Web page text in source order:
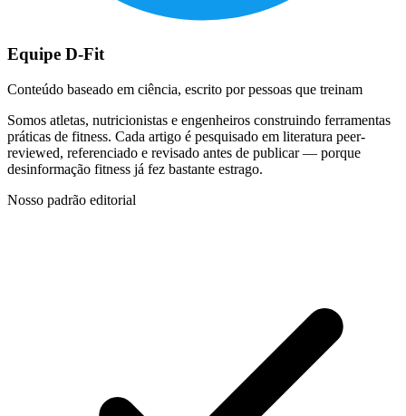
Equipe D-Fit
Conteúdo baseado em ciência, escrito por pessoas que treinam
Somos atletas, nutricionistas e engenheiros construindo ferramentas
práticas de fitness. Cada artigo é pesquisado em literatura peer-
reviewed, referenciado e revisado antes de publicar — porque
desinformação fitness já fez bastante estrago.
Nosso padrão editorial